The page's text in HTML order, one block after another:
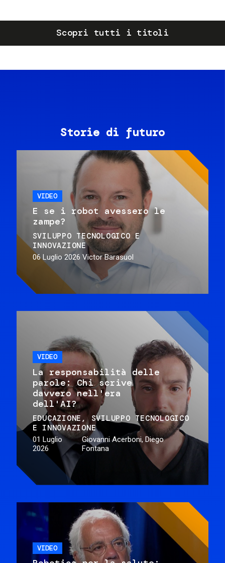
Scopri tutti i titoli
Storie di futuro
VIDEO
E se i robot avessero le
zampe?
SVILUPPO TECNOLOGICO E
INNOVAZIONE
06 Luglio 2026 Victor Barasuol
VIDEO
La responsabilità delle
parole: Chi scrive
davvero nell'era
dell'AI?
EDUCAZIONE
SVILUPPO TECNOLOGICO
E INNOVAZIONE
01 Luglio
2026
Giovanni Acerboni, Diego
Fontana
VIDEO